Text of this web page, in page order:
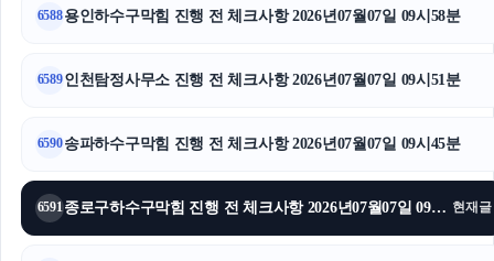
안산피부과
6588용인하수구막힘 진행 전 체크사항 2026년07월07일 09시58분
6589인천탐정사무소 진행 전 체크사항 2026년07월07일 09시51분
6590송파하수구막힘 진행 전 체크사항 2026년07월07일 09시45분
6591 종로구하수구막힘 진행 전 체크사항 2026년07월07일 09시39분 현재글